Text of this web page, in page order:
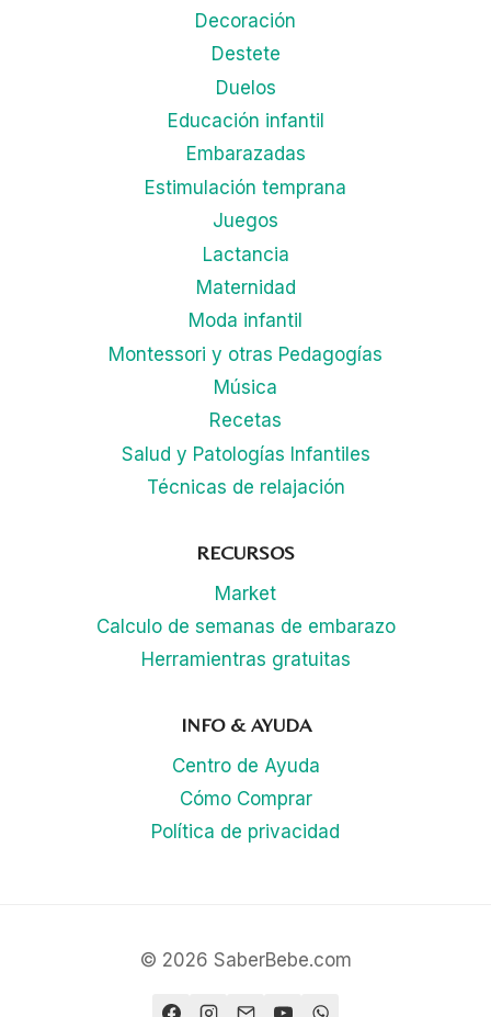
Decoración
Destete
Duelos
Educación infantil
Embarazadas
Estimulación temprana
Juegos
Lactancia
Maternidad
Moda infantil
Montessori y otras Pedagogías
Música
Recetas
Salud y Patologías Infantiles
Técnicas de relajación
RECURSOS
Market
Calculo de semanas de embarazo
Herramientras gratuitas
INFO & AYUDA
Centro de Ayuda
Cómo Comprar
Política de privacidad
© 2026 SaberBebe.com